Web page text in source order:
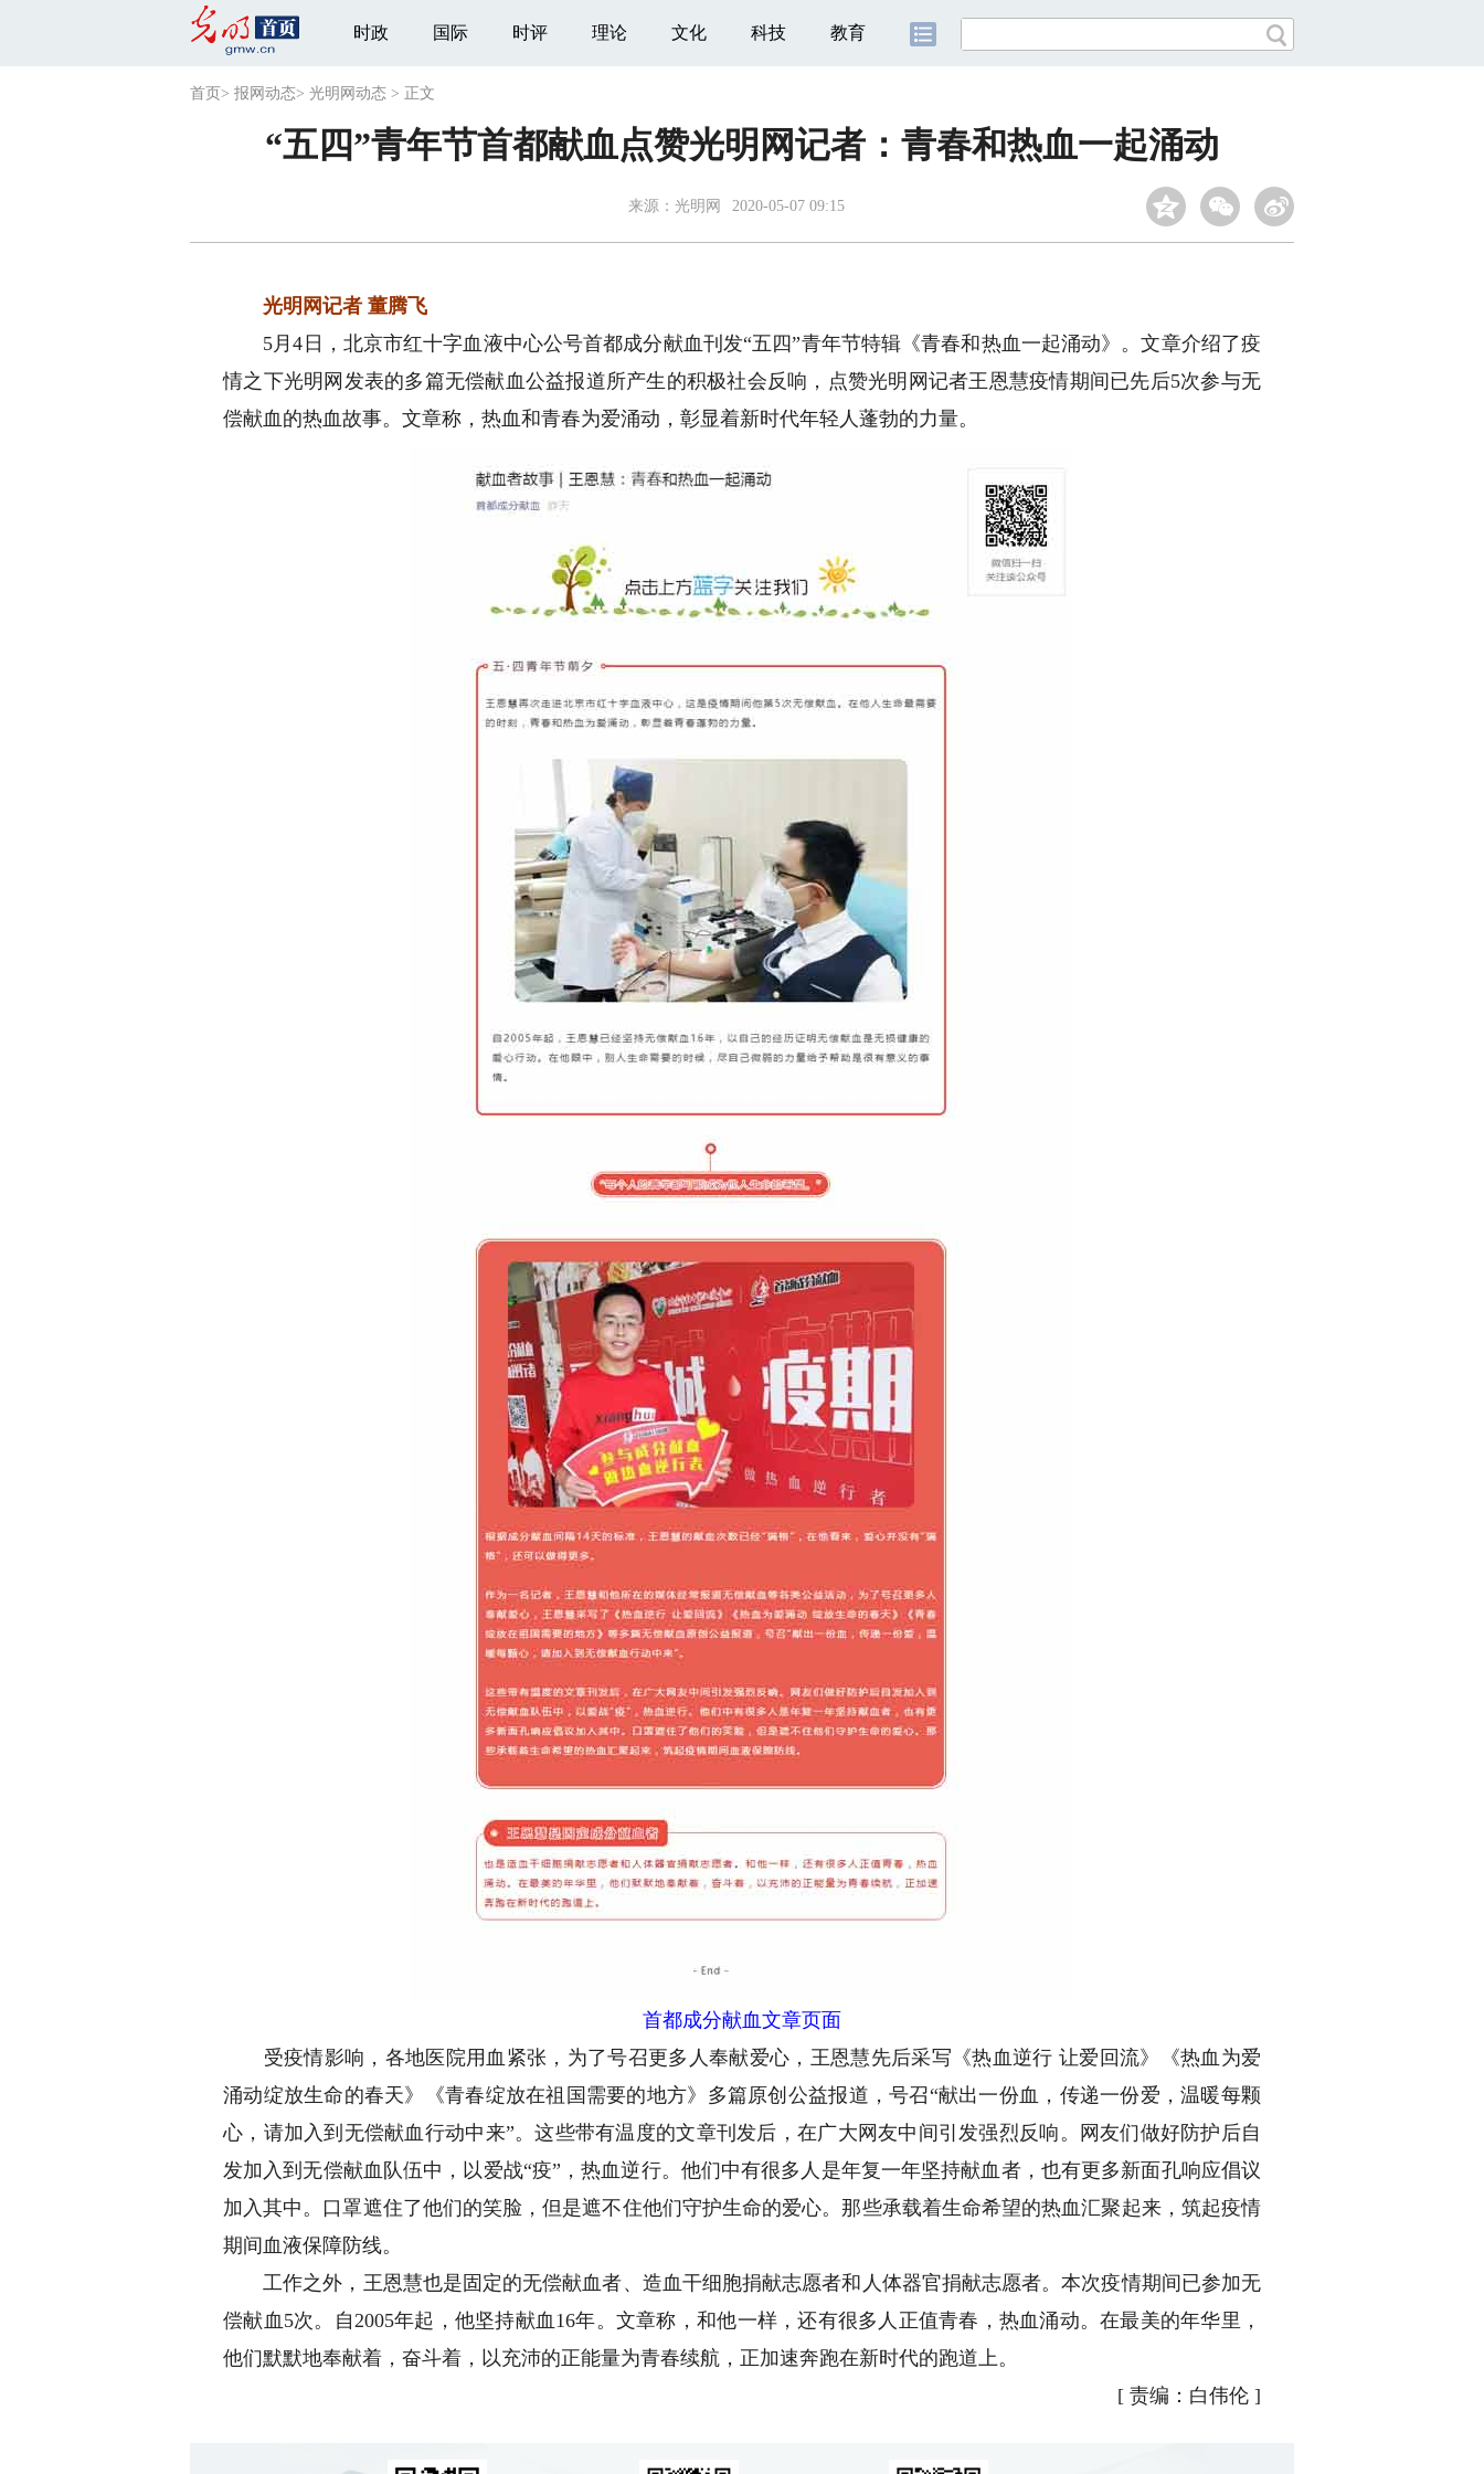
时政 国际 时评 理论 文化 科技 教育
首页 > 报网动态> 光明网动态 > 正文
“五四”青年节首都献血点赞光明网记者：青春和热血一起涌动
来源： 光明网 2020-05-07 09:15
光明网记者 董腾飞
5月4日，北京市红十字血液中心公号首都成分献血刊发“五四”青年节特辑《青春和热血一起涌动》。文章介绍了疫
情之下光明网发表的多篇无偿献血公益报道所产生的积极社会反响，点赞光明网记者王恩慧疫情期间已先后5次参与无
偿献血的热血故事。文章称，热血和青春为爱涌动，彰显着新时代年轻人蓬勃的力量。
首都成分献血文章页面
受疫情影响，各地医院用血紧张，为了号召更多人奉献爱心，王恩慧先后采写《热血逆行 让爱回流》《热血为爱
涌动绽放生命的春天》《青春绽放在祖国需要的地方》多篇原创公益报道，号召“献出一份血，传递一份爱，温暖每颗
心，请加入到无偿献血行动中来”。这些带有温度的文章刊发后，在广大网友中间引发强烈反响。网友们做好防护后自
发加入到无偿献血队伍中，以爱战“疫”，热血逆行。他们中有很多人是年复一年坚持献血者，也有更多新面孔响应倡议
加入其中。口罩遮住了他们的笑脸，但是遮不住他们守护生命的爱心。那些承载着生命希望的热血汇聚起来，筑起疫情
期间血液保障防线。
工作之外，王恩慧也是固定的无偿献血者、造血干细胞捐献志愿者和人体器官捐献志愿者。本次疫情期间已参加无
偿献血5次。自2005年起，他坚持献血16年。文章称，和他一样，还有很多人正值青春，热血涌动。在最美的年华里，
他们默默地奉献着，奋斗着，以充沛的正能量为青春续航，正加速奔跑在新时代的跑道上。
[ 责编：白伟伦 ]